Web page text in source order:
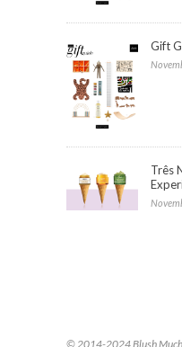
Gift
Três
© 2014-2024 Blush Much